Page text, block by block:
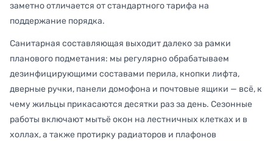
заметно отличается от стандартного тарифа на
поддержание порядка.
Санитарная составляющая выходит далеко за рамки
планового подметания: мы регулярно обрабатываем
дезинфицирующими составами перила, кнопки лифта,
дверные ручки, панели домофона и почтовые ящики — всё, к
чему жильцы прикасаются десятки раз за день. Сезонные
работы включают мытьё окон на лестничных клетках и в
холлах, а также протирку радиаторов и плафонов